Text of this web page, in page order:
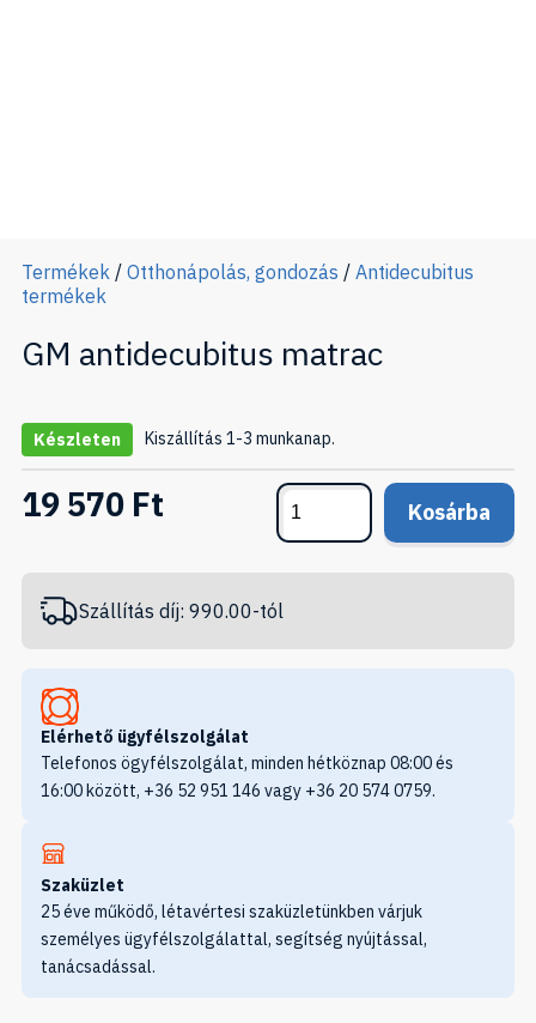
Termékek / Otthonápolás, gondozás / Antidecubitus
termékek
GM antidecubitus matrac
Készleten Kiszállítás 1-3 munkanap.
19 570 Ft Kosárba
Szállítás díj: 990.00-tól
Elérhető ügyfélszolgálat
Telefonos ögyfélszolgálat, minden hétköznap 08:00 és
16:00 között, +36 52 951 146 vagy +36 20 574 0759.
Szaküzlet
25 éve működő, létavértesi szaküzletünkben várjuk
személyes ügyfélszolgálattal, segítség nyújtással,
tanácsadással.